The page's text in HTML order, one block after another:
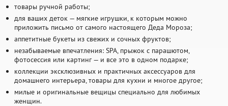
товары ручной работы;
для ваших деток — мягкие игрушки, к которым можно
приложить письмо от самого настоящего Деда Мороза;
аппетитные букеты из свежих и сочных фруктов;
незабываемые впечатления: SPA, прыжок с парашютом,
фотосессия или картинг — и все это в одном подарке;
коллекции эксклюзивных и практичных аксессуаров для
домашнего интерьера, товары для кухни и многое другое;
милые и оригинальные вещицы специально для любимых
женщин.